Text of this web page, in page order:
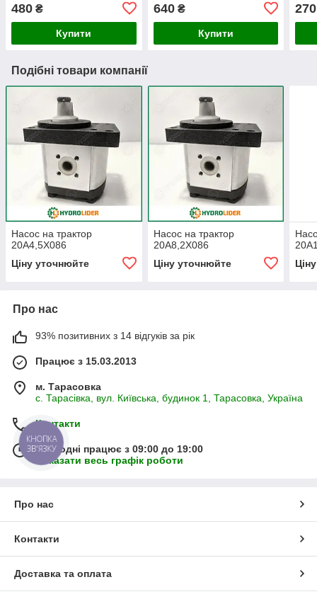
480 ₴
Купити
640₴
Купити
270
Подібні товари компанії
Насос на трактор
20A4,5X086
Ціну уточнюйте
Насос на трактор
20A8,2X086
Ціну уточнюйте
Про нас
93% позитивних з 14 відгуків за рік
Працює з 15.03.2013
м. Тарасовка
с. Тарасівка, вул. Київська, будинок 1, Тарасовка, Україна
Контакти
Сьогодні працює з 09:00 до 19:00
Показати весь графік роботи
Про нас
Контакти
Доставка та оплата
КНОПКА
ЗВ'ЯЗКУ